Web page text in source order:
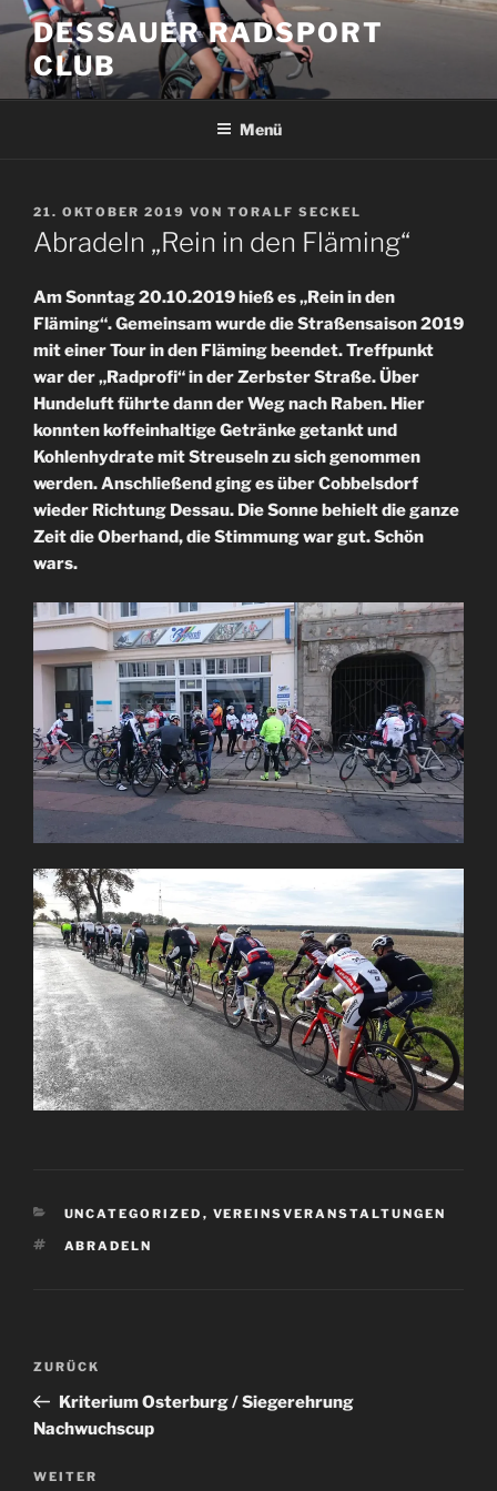
Zum
Inhalt
springen
DESSAUER RADSPORT
CLUB
Menü
VERÖFFENTLICHT
AM
21. OKTOBER 2019 VON TORALF SECKEL
Abradeln „Rein in den Fläming“
Am Sonntag 20.10.2019 hieß es „Rein in den
Fläming“. Gemeinsam wurde die Straßensaison 2019
mit einer Tour in den Fläming beendet. Treffpunkt
war der „Radprofi“ in der Zerbster Straße. Über
Hundeluft führte dann der Weg nach Raben. Hier
konnten koffeinhaltige Getränke getankt und
Kohlenhydrate mit Streuseln zu sich genommen
werden. Anschließend ging es über Cobbelsdorf
wieder Richtung Dessau. Die Sonne behielt die ganze
Zeit die Oberhand, die Stimmung war gut. Schön
wars.
KATEGORIEN
UNCATEGORIZED , VEREINSVERANSTALTUNGEN
SCHLAGWÖRTER
ABRADELN
Beitragsnavigation
Vorheriger
Beitrag
ZURÜCK
Kriterium Osterburg / Siegerehrung
Nachwuchscup
Nächster
WEITER